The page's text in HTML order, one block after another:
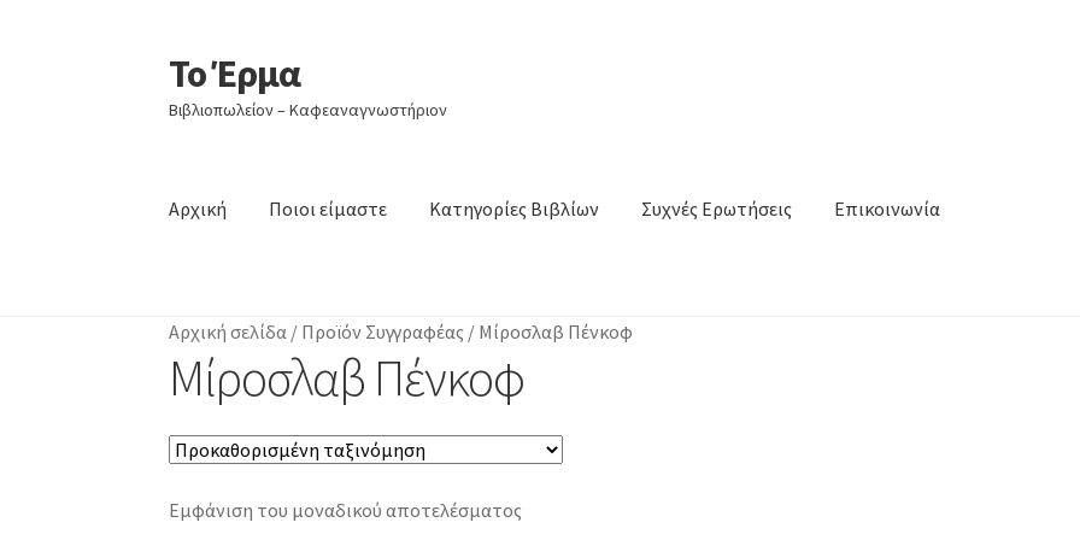
Απευθείας
μετάβαση
στην
Μετάβαση
σε
περιεχόμενο
Το Έρμα
Βιβλιοπωλείον – Καφεαναγνωστήριον
Αρχική Ποιοι είμαστε Κατηγορίες Βιβλίων Συχνές Ερωτήσεις Επικοινωνία
Αρχική σελίδα / Προϊόν Συγγραφέας / Μίροσλαβ Πένκοφ
Μίροσλαβ Πένκοφ
Εμφάνιση του μοναδικού αποτελέσματος